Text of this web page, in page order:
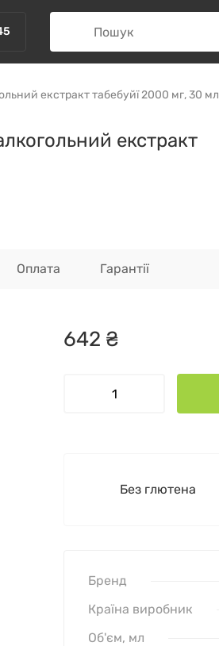
екстракт табебуйї 2000 мг, 30 мл
екстракт
Оплата Гарантії
642 ₴
Без глютена
Бренд
Країна виробник
Об'єм, мл